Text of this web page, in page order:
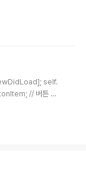
self.
// 버튼 위